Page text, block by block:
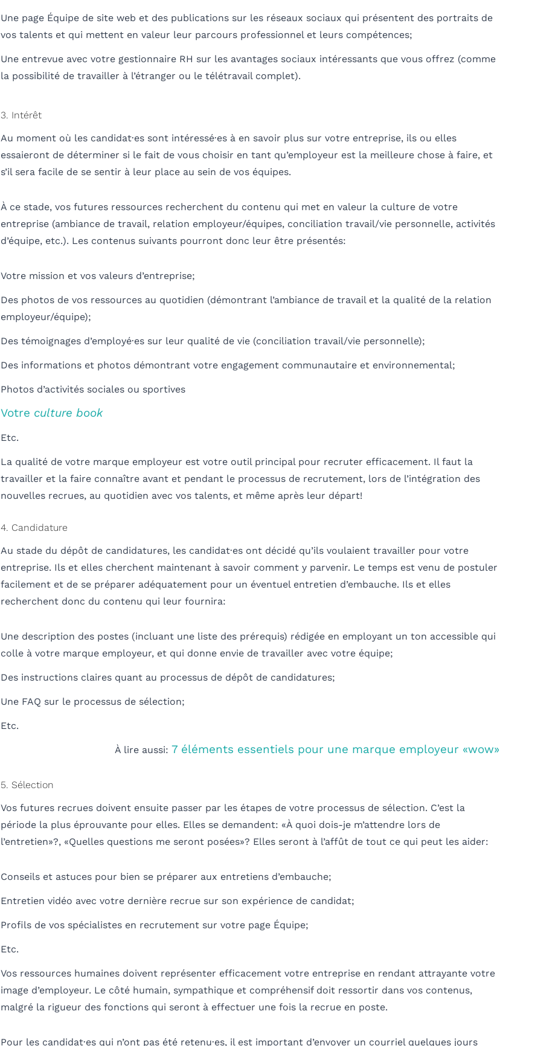
Une page Équipe de site web et des publications sur les réseaux sociaux qui présentent des portraits de
vos talents et qui mettent en valeur leur parcours professionnel et leurs compétences;
Une entrevue avec votre gestionnaire RH sur les avantages sociaux intéressants que vous offrez (comme
la possibilité de travailler à l’étranger ou le télétravail complet).
3. Intérêt
Au moment où les candidat·es sont intéressé·es à en savoir plus sur votre entreprise, ils ou elles
essaieront de déterminer si le fait de vous choisir en tant qu’employeur est la meilleure chose à faire, et
s’il sera facile de se sentir à leur place au sein de vos équipes.
À ce stade, vos futures ressources recherchent du contenu qui met en valeur la culture de votre
entreprise (ambiance de travail, relation employeur/équipes, conciliation travail/vie personnelle, activités
d’équipe, etc.). Les contenus suivants pourront donc leur être présentés:
Votre mission et vos valeurs d’entreprise;
Des photos de vos ressources au quotidien (démontrant l’ambiance de travail et la qualité de la relation
employeur/équipe);
Des témoignages d’employé·es sur leur qualité de vie (conciliation travail/vie personnelle);
Des informations et photos démontrant votre engagement communautaire et environnemental;
Photos d’activités sociales ou sportives
Votre culture book
Etc.
La qualité de votre marque employeur est votre outil principal pour recruter efficacement. Il faut la
travailler et la faire connaître avant et pendant le processus de recrutement, lors de l’intégration des
nouvelles recrues, au quotidien avec vos talents, et même après leur départ!
4. Candidature
Au stade du dépôt de candidatures, les candidat·es ont décidé qu’ils voulaient travailler pour votre
entreprise. Ils et elles cherchent maintenant à savoir comment y parvenir. Le temps est venu de postuler
facilement et de se préparer adéquatement pour un éventuel entretien d’embauche. Ils et elles
recherchent donc du contenu qui leur fournira:
Une description des postes (incluant une liste des prérequis) rédigée en employant un ton accessible qui
colle à votre marque employeur, et qui donne envie de travailler avec votre équipe;
Des instructions claires quant au processus de dépôt de candidatures;
Une FAQ sur le processus de sélection;
Etc.
À lire aussi: 7 éléments essentiels pour une marque employeur «wow»
5. Sélection
Vos futures recrues doivent ensuite passer par les étapes de votre processus de sélection. C’est la
période la plus éprouvante pour elles. Elles se demandent: «À quoi dois-je m’attendre lors de
l’entretien»?, «Quelles questions me seront posées»? Elles seront à l’affût de tout ce qui peut les aider:
Conseils et astuces pour bien se préparer aux entretiens d’embauche;
Entretien vidéo avec votre dernière recrue sur son expérience de candidat;
Profils de vos spécialistes en recrutement sur votre page Équipe;
Etc.
Vos ressources humaines doivent représenter efficacement votre entreprise en rendant attrayante votre
image d’employeur. Le côté humain, sympathique et compréhensif doit ressortir dans vos contenus,
malgré la rigueur des fonctions qui seront à effectuer une fois la recrue en poste.
Pour les candidat·es qui n’ont pas été retenu·es, il est important d’envoyer un courriel quelques jours